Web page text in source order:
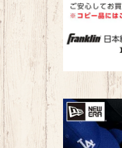
ランニング
ラグビー
卓球
水泳
ランニング
バドミントン
柔道